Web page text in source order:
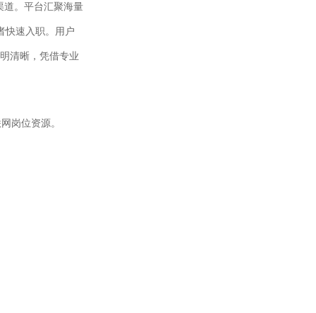
道。平台汇聚海量
快速入职。用户
清晰，凭借专业
岗位资源。